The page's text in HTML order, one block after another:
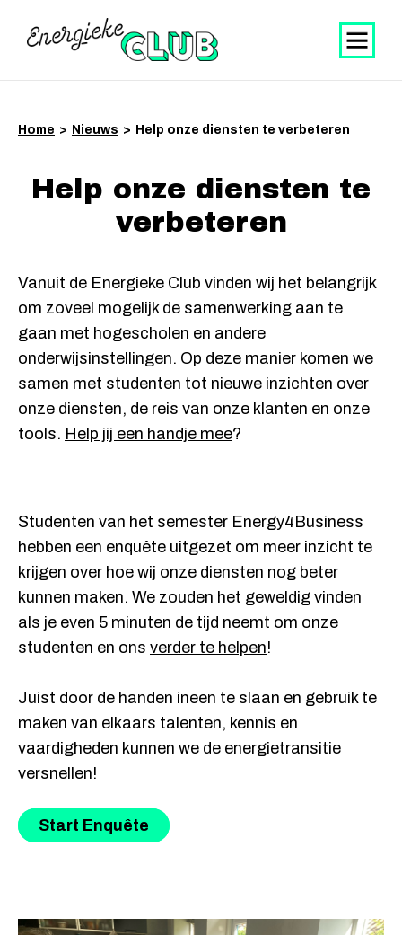
Home > Nieuws > Help onze diensten te verbeteren
Help onze diensten te
verbeteren
Vanuit de Energieke Club vinden wij het belangrijk
om zoveel mogelijk de samenwerking aan te
gaan met hogescholen en andere
onderwijsinstellingen. Op deze manier komen we
samen met studenten tot nieuwe inzichten over
onze diensten, de reis van onze klanten en onze
tools. Help jij een handje mee?
Studenten van het semester Energy4Business
hebben een enquête uitgezet om meer inzicht te
krijgen over hoe wij onze diensten nog beter
kunnen maken. We zouden het geweldig vinden
als je even 5 minuten de tijd neemt om onze
studenten en ons verder te helpen!
Juist door de handen ineen te slaan en gebruik te
maken van elkaars talenten, kennis en
vaardigheden kunnen we de energietransitie
versnellen!
Start Enquête